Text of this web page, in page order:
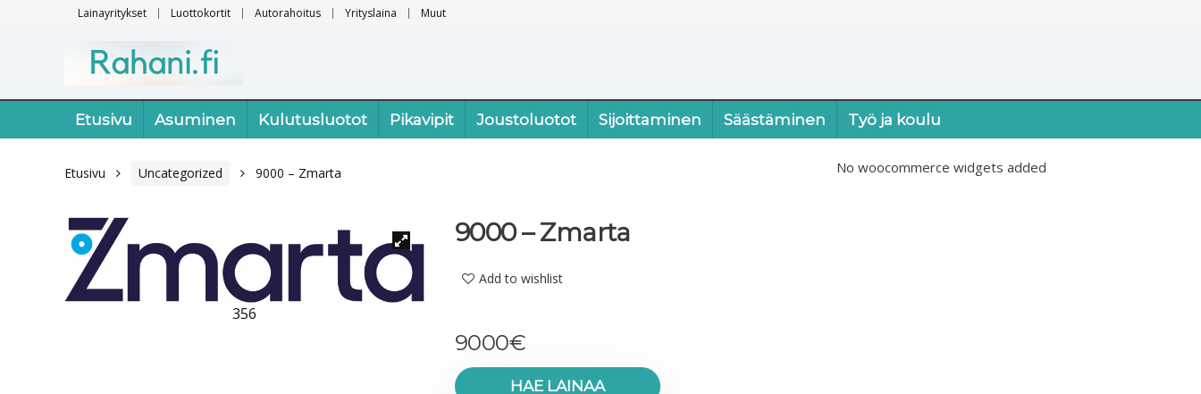
Lainayritykset Luottokortit Autorahoitus Yrityslaina Muut
Etusivu Asuminen Kulutusluotot Pikavipit Joustoluotot Sijoittaminen Säästäminen Työ ja koulu
Etusivu Uncategorized 9000 – Zmarta
356
9000 – Zmarta
Add to wishlist
9000€
HAE LAINAA
No woocommerce widgets added